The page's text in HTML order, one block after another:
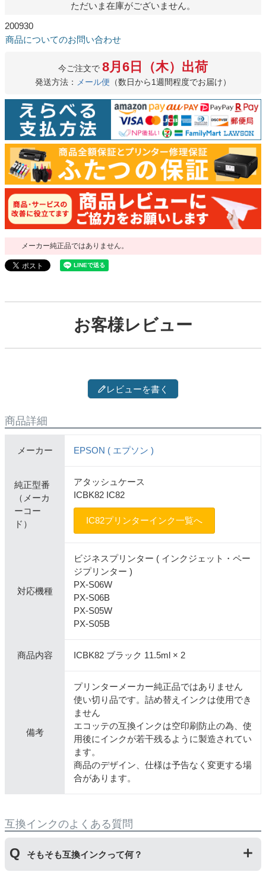
ただいま在庫がございません。
200930
商品についてのお問い合わせ
今ご注文で 8月6日（木）出荷
発送方法： メール便 （数日から1週間程度でお届け）
メーカー純正品ではありません。
お客様レビュー
レビューを書く
商品詳細
メーカー EPSON ( エプソン )
純正型番
（メーカ
ーコー
ド）
アタッシュケース
ICBK82 IC82
IC82プリンターインク一覧へ
対応機種
ビジネスプリンター ( インクジェット・ペー
ジプリンター )
PX-S06W
PX-S06B
PX-S05W
PX-S05B
商品内容 ICBK82 ブラック 11.5ml × 2
備考
プリンターメーカー純正品ではありません
使い切り品です。詰め替えインクは使用でき
ません
エコッテの互換インクは空印刷防止の為、使
用後にインクが若干残るように製造されてい
ます。
商品のデザイン、仕様は予告なく変更する場
合があります。
互換インクのよくある質問
そもそも互換インクって何？